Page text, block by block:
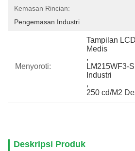
Kemasan Rincian:
Pengemasan Industri
Menyoroti:
Tampilan
Medis
,
LM215WF3-
Industri
,
250 cd/M2
Deskripsi Produk